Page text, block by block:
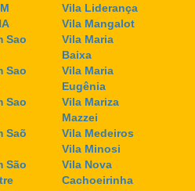
Sao
Sao
Sao
Saõ
São
Vila Liderança
Vila Mangalot
Vila Maria
Baixa
Vila Maria
Eugênia
Vila Mariza
Mazzei
Vila Medeiros
Vila Minosi
Vila Nova
Cachoeirinha